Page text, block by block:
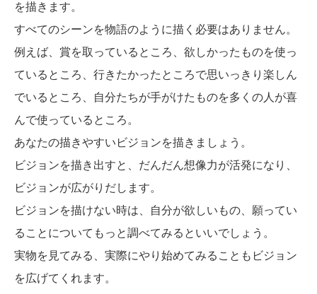
を描きます。
すべてのシーンを物語のように描く必要はありません。
例えば、賞を取っているところ、欲しかったものを使っ
ているところ、行きたかったところで思いっきり楽しん
でいるところ、自分たちが手がけたものを多くの人が喜
んで使っているところ。
あなたの描きやすいビジョンを描きましょう。
ビジョンを描き出すと、だんだん想像力が活発になり、
ビジョンが広がりだします。
ビジョンを描けない時は、自分が欲しいもの、願ってい
ることについてもっと調べてみるといいでしょう。
実物を見てみる、実際にやり始めてみることもビジョン
を広げてくれます。